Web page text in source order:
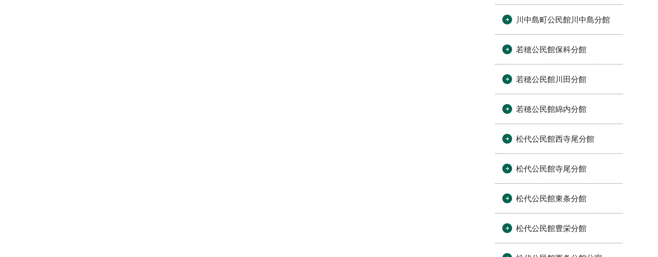
川中島町公民館川中島分館
若穂公民館保科分館
若穂公民館川田分館
若穂公民館綿内分館
松代公民館西寺尾分館
松代公民館寺尾分館
松代公民館東条分館
松代公民館豊栄分館